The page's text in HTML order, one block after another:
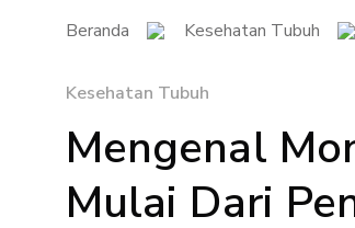
Beranda Kesehatan Tubuh
Kesehatan Tubuh
Mengenal
Mulai Dari